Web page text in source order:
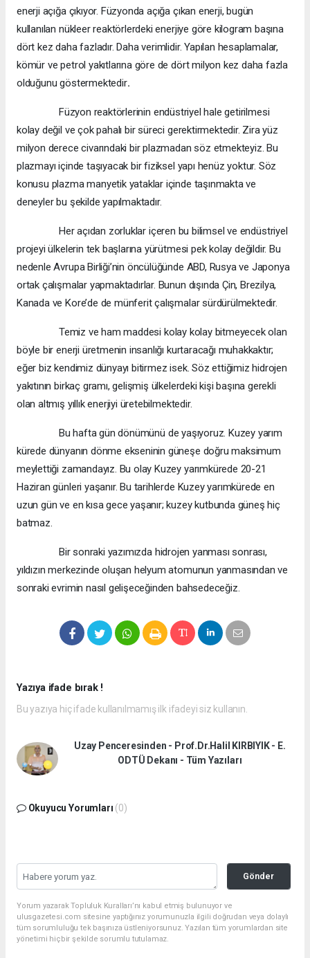
enerji açığa çıkıyor. Füzyonda açığa çıkan enerji, bugün
kullanılan nükleer reaktörlerdeki enerjiye göre kilogram başına
dört kez daha fazladır. Daha verimlidir. Yapılan hesaplamalar,
kömür ve petrol yakıtlarına göre de dört milyon kez daha fazla
olduğunu göstermektedir.
Füzyon reaktörlerinin endüstriyel hale getirilmesi
kolay değil ve çok pahalı bir süreci gerektirmektedir. Zira yüz
milyon derece civarındaki bir plazmadan söz etmekteyiz. Bu
plazmayı içinde taşıyacak bir fiziksel yapı henüz yoktur. Söz
konusu plazma manyetik yataklar içinde taşınmakta ve
deneyler bu şekilde yapılmaktadır.
Her açıdan zorluklar içeren bu bilimsel ve endüstriyel
projeyi ülkelerin tek başlarına yürütmesi pek kolay değildir. Bu
nedenle Avrupa Birliği’nin öncülüğünde ABD, Rusya ve Japonya
ortak çalışmalar yapmaktadırlar. Bunun dışında Çin, Brezilya,
Kanada ve Kore’de de münferit çalışmalar sürdürülmektedir.
Temiz ve ham maddesi kolay kolay bitmeyecek olan
böyle bir enerji üretmenin insanlığı kurtaracağı muhakkaktır;
eğer biz kendimiz dünyayı bitirmez isek. Söz ettiğimiz hidrojen
yakıtının birkaç gramı, gelişmiş ülkelerdeki kişi başına gerekli
olan altmış yıllık enerjiyi üretebilmektedir.
Bu hafta gün dönümünü de yaşıyoruz. Kuzey yarım
kürede dünyanın dönme ekseninin güneşe doğru maksimum
meylettiği zamandayız. Bu olay Kuzey yarımkürede 20-21
Haziran günleri yaşanır. Bu tarihlerde Kuzey yarımkürede en
uzun gün ve en kısa gece yaşanır; kuzey kutbunda güneş hiç
batmaz.
Bir sonraki yazımızda hidrojen yanması sonrası,
yıldızın merkezinde oluşan helyum atomunun yanmasından ve
sonraki evrimin nasıl gelişeceğinden bahsedeceğiz.
Yazıya ifade bırak !
Bu yazıya hiç ifade kullanılmamış ilk ifadeyi siz kullanın.
Uzay Penceresinden - Prof.Dr.Halil KIRBIYIK - E.
ODTÜ Dekanı - Tüm Yazıları
Okuyucu Yorumları (0)
Gönder
Yorum yazarak Topluluk Kuralları’nı kabul etmiş bulunuyor ve
ulusgazetesi.com sitesine yaptığınız yorumunuzla ilgili doğrudan veya dolaylı
tüm sorumluluğu tek başınıza üstleniyorsunuz. Yazılan tüm yorumlardan site
yönetimi hiçbir şekilde sorumlu tutulamaz.